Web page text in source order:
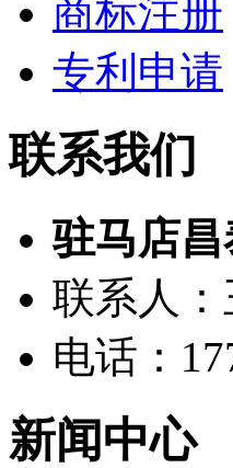
商标注册
专利申请
联系我们
驻马店
联系人：
电话：
新闻中心